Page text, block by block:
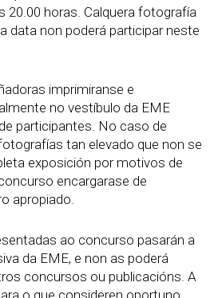
20.00 horas. Calquera fotografía
data non poderá participar neste
imprimiranse e
no vestíbulo da EME
participantes. No caso de
tan elevado que non se
exposición por motivos de
encargarase de
apropiado.
ao concurso pasarán a
da EME, e non as poderá
concursos ou publicacións. A